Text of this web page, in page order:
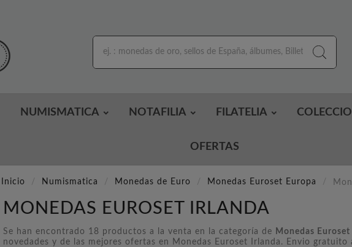
NUMISMATICA NOTAFILIA FILATELIA
OFERTAS
Inicio Numismatica Monedas de Euro Monedas Euroset Europa
MONEDAS EUROSET IRLANDA
Se han encontrado 18 productos a la venta en la categoría de Monedas
novedades y de las mejores ofertas en Monedas Euroset Irlanda. Envio